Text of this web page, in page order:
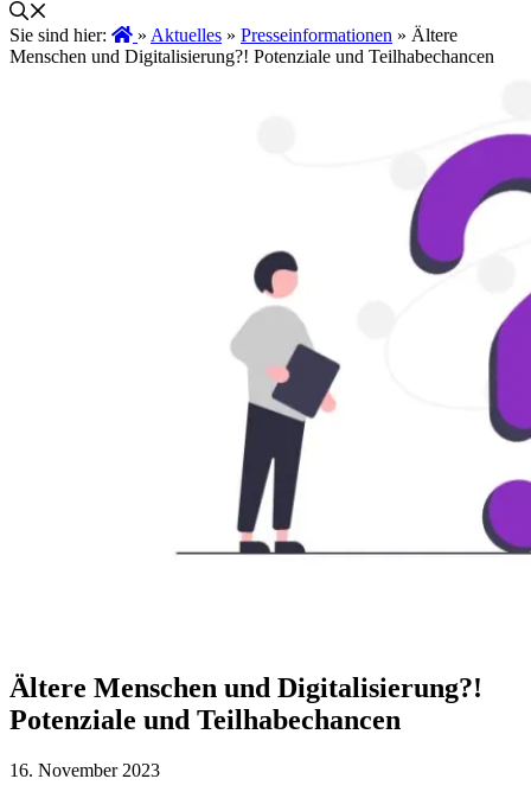
Sie sind hier: » Aktuelles » Presseinformationen » Ältere
Menschen und Digitalisierung?! Potenziale und Teilhabechancen
Ältere Menschen und Digitalisierung?!
Potenziale und Teilhabechancen
16. November 2023